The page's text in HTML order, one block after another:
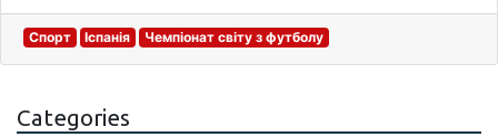
Спорт Іспанія Чемпіонат світу з футболу
Categories